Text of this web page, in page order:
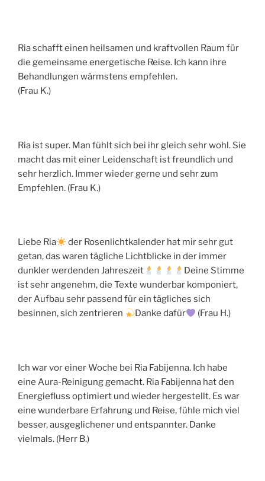
Ria schafft einen heilsamen und kraftvollen Raum für
die gemeinsame energetische Reise. Ich kann ihre
Behandlungen wärmstens empfehlen.
(Frau K.)
Ria ist super. Man fühlt sich bei ihr gleich sehr wohl. Sie
macht das mit einer Leidenschaft ist freundlich und
sehr herzlich. Immer wieder gerne und sehr zum
Empfehlen. (Frau K.)
Liebe Ria
der Rosenlichtkalender hat mir sehr gut
getan, das waren tägliche Lichtblicke in der immer
dunkler werdenden Jahreszeit
Deine Stimme
ist sehr angenehm, die Texte wunderbar komponiert,
der Aufbau sehr passend für ein tägliches sich
besinnen, sich zentrieren
Danke dafür (Frau H.)
Ich war vor einer Woche bei Ria Fabijenna. Ich habe
eine Aura-Reinigung gemacht. Ria Fabijenna hat den
Energiefluss optimiert und wieder hergestellt. Es war
eine wunderbare Erfahrung und Reise, fühle mich viel
besser, ausgeglichener und entspannter. Danke
vielmals. (Herr B.)